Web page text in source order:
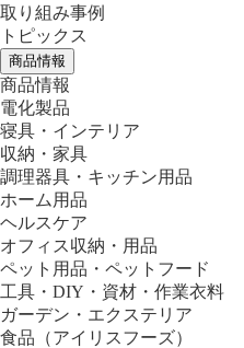
取り組み事例
トピックス
商品情報
商品情報
電化製品
寝具・インテリア
収納・家具
調理器具・キッチン用品
ホーム用品
ヘルスケア
オフィス収納・用品
ペット用品・ペットフード
工具・DIY・資材・作業衣料
ガーデン・エクステリア
食品 （アイリスフーズ）